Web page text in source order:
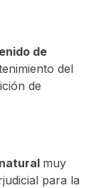
de
del
de
muy
para la